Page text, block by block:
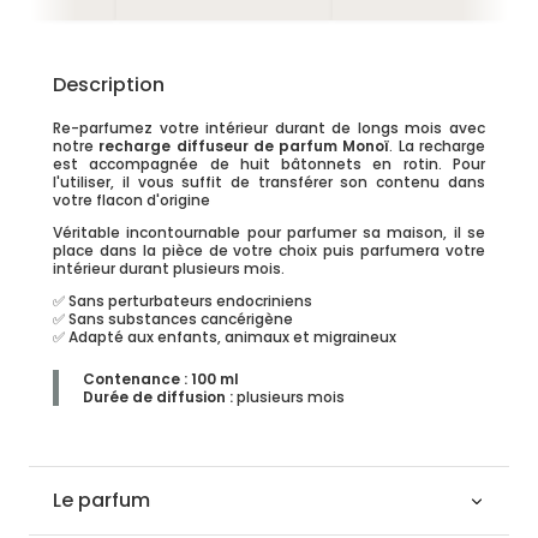
Description
Re-parfumez votre intérieur durant de longs mois avec
notre recharge diffuseur de parfum Monoï. La recharge
est accompagnée de huit bâtonnets en rotin. Pour
l'utiliser, il vous suffit de transférer son contenu dans
votre flacon d'origine
Véritable incontournable pour parfumer sa maison, il se
place dans la pièce de votre choix puis parfumera votre
intérieur durant plusieurs mois.
✅ Sans perturbateurs endocriniens
✅ Sans substances cancérigène
✅ Adapté aux enfants, animaux et migraineux
Contenance : 100 ml
Durée de diffusion :plusieurs mois
Le parfum